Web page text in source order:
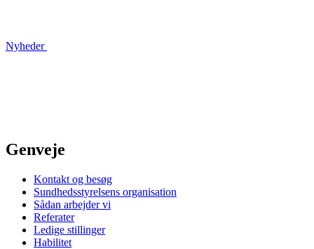
Nyheder
Genveje
Kontakt og besøg
Sundhedsstyrelsens organisation
Sådan arbejder vi
Referater
Ledige stillinger
Habilitet